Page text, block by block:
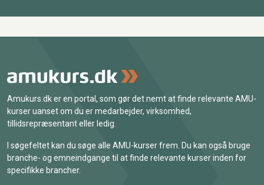
Amukurs.dk er en portal, som gør det nemt at finde relevante AMU-
kurser uanset om du er medarbejder, virksomhed,
tillidsrepræsentant eller ledig.
I søgefeltet kan du søge alle AMU-kurser frem. Du kan også bruge
branche- og emneindgange til at finde relevante kurser inden for
specifikke brancher.